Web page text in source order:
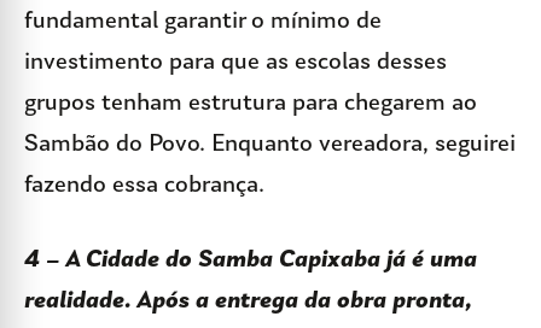
fundamental garantir o mínimo de
investimento para que as escolas desses
grupos tenham estrutura para chegarem ao
Sambão do Povo. Enquanto vereadora, seguirei
fazendo essa cobrança.
4 – A Cidade do Samba Capixaba já é uma
realidade. Após a entrega da obra pronta,